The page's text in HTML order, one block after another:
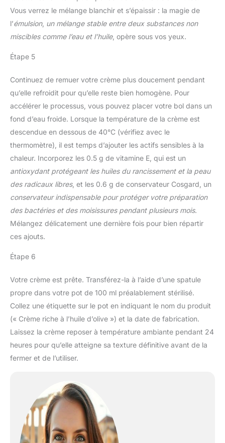
Vous verrez le mélange blanchir et s’épaissir : la magie de
l’émulsion, un mélange stable entre deux substances non
miscibles comme l’eau et l’huile, opère sous vos yeux.
Étape 5
Continuez de remuer votre crème plus doucement pendant
qu’elle refroidit pour qu’elle reste bien homogène. Pour
accélérer le processus, vous pouvez placer votre bol dans un
fond d’eau froide. Lorsque la température de la crème est
descendue en dessous de 40°C (vérifiez avec le
thermomètre), il est temps d’ajouter les actifs sensibles à la
chaleur. Incorporez les 0.5 g de vitamine E, qui est un
antioxydant protégeant les huiles du rancissement et la peau
des radicaux libres, et les 0.6 g de conservateur Cosgard, un
conservateur indispensable pour protéger votre préparation
des bactéries et des moisissures pendant plusieurs mois.
Mélangez délicatement une dernière fois pour bien répartir
ces ajouts.
Étape 6
Votre crème est prête. Transférez-la à l’aide d’une spatule
propre dans votre pot de 100 ml préalablement stérilisé.
Collez une étiquette sur le pot en indiquant le nom du produit
(« Crème riche à l’huile d’olive ») et la date de fabrication.
Laissez la crème reposer à température ambiante pendant 24
heures pour qu’elle atteigne sa texture définitive avant de la
fermer et de l’utiliser.